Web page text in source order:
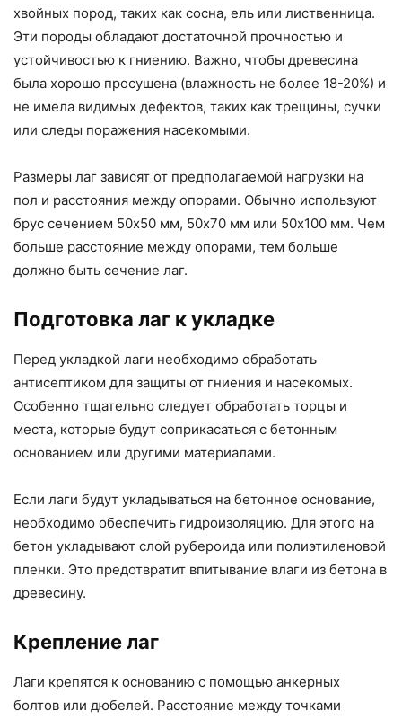
хвойных пород, таких как сосна, ель или лиственница.
Эти породы обладают достаточной прочностью и
устойчивостью к гниению. Важно, чтобы древесина
была хорошо просушена (влажность не более 18-20%) и
не имела видимых дефектов, таких как трещины, сучки
или следы поражения насекомыми.
Размеры лаг зависят от предполагаемой нагрузки на
пол и расстояния между опорами. Обычно используют
брус сечением 50х50 мм, 50х70 мм или 50х100 мм. Чем
больше расстояние между опорами, тем больше
должно быть сечение лаг.
Подготовка лаг к укладке
Перед укладкой лаги необходимо обработать
антисептиком для защиты от гниения и насекомых.
Особенно тщательно следует обработать торцы и
места, которые будут соприкасаться с бетонным
основанием или другими материалами.
Если лаги будут укладываться на бетонное основание,
необходимо обеспечить гидроизоляцию. Для этого на
бетон укладывают слой рубероида или полиэтиленовой
пленки. Это предотвратит впитывание влаги из бетона в
древесину.
Крепление лаг
Лаги крепятся к основанию с помощью анкерных
болтов или дюбелей. Расстояние между точками